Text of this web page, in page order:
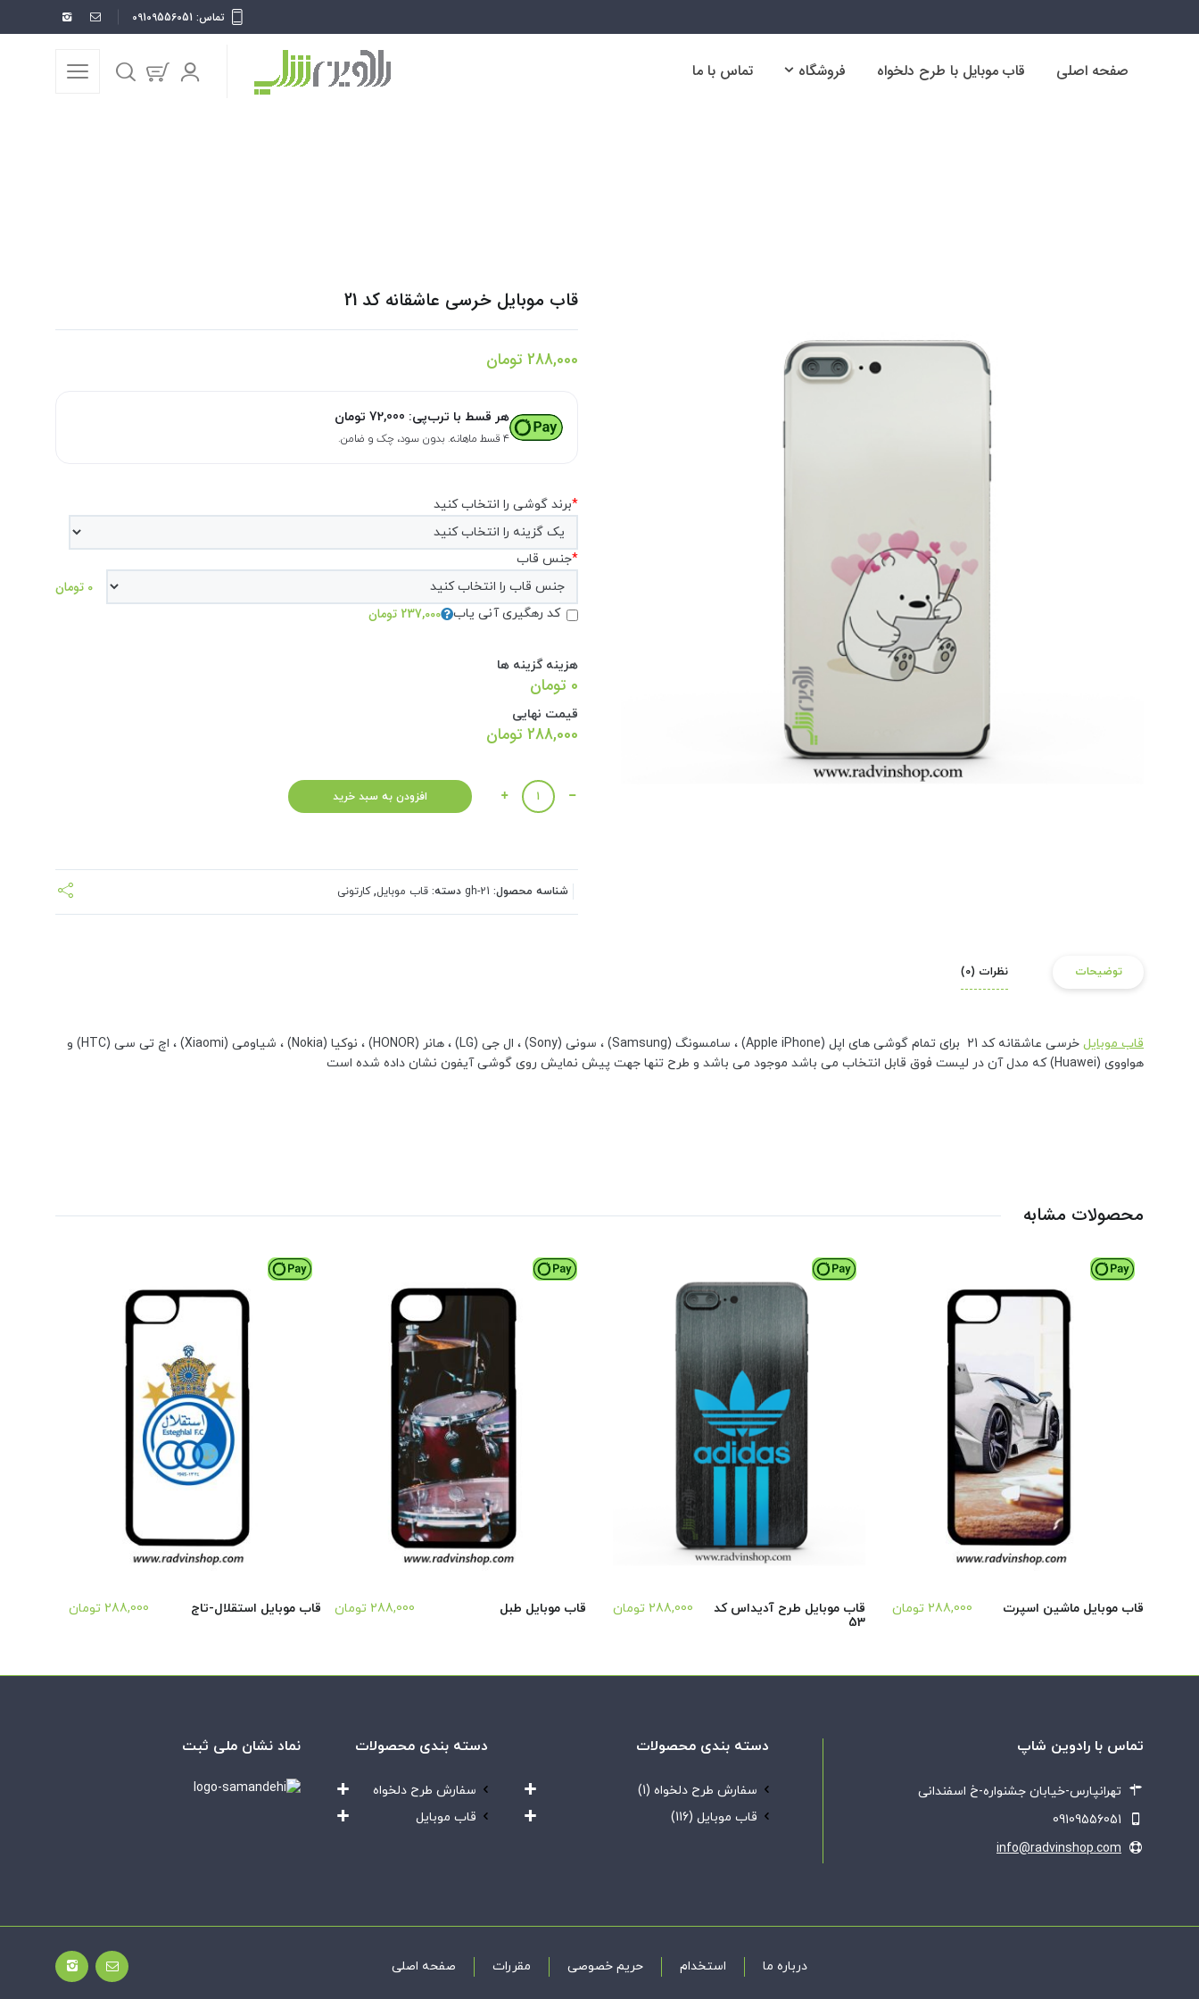
تماس: 09109556051
صفحه اصلی قاب موبایل با طرح دلخواه فروشگاه تماس با ما
قاب موبایل خرسی عاشقانه کد 21
288,000 تومان
هر قسط با ترب‌پی: 72,000 تومان
۴ قسط ماهانه. بدون سود، چک و ضامن.
*برند گوشی را انتخاب کنید
*جنس قاب
0 تومان
کد رهگیری آنی یاب 237,000 تومان
هزینه گزینه ها
0 تومان
قیمت نهایی
288,000 تومان
تعداد افزودن به سبد خرید
شناسه محصول: gh-21 دسته:قاب موبایل,کارتونی
توضیحات نظرات (0)
قاب موبایل
خرسی عاشقانه کد 21 برای تمام گوشی های اپل (Apple iPhone) ، سامسونگ (Samsung) ، سونی (Sony) ، ال جی (LG) ، هانر (HONOR) ، نوکیا (Nokia) ، شیاومی (Xiaomi) ، اچ تی سی (HTC) و
هواووی (Huawei) که مدل آن در لیست فوق قابل انتخاب می باشد موجود می باشد و طرح تنها جهت پیش نمایش روی گوشی آیفون نشان داده شده است
محصولات مشابه
قاب موبایل ماشین اسپرت 288,000 تومان
قاب موبایل طرح آدیداس کد
53
288,000 تومان قاب موبایل طبل 288,000 تومان قاب موبایل استقلال-تاج 288,000 تومان
تماس با رادوین شاپ
تهرانپارس-خیابان جشنواره-خ اسفندانی
09109556051
info@radvinshop.com
دسته بندی محصولات
سفارش طرح دلخواه(1)
قاب موبایل(116)
دسته بندی محصولات
سفارش طرح دلخواه
قاب موبایل
نماد نشان ملی ثبت
صفحه اصلی مقررات حریم خصوصی استخدام درباره ما